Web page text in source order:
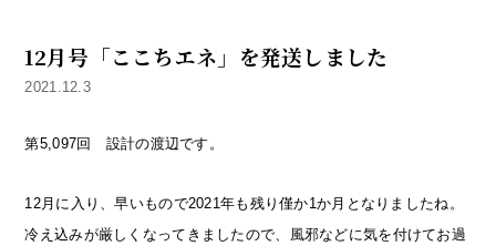
12月号「ここちエネ」を発送しました
2021.12.3
第5,097回 設計の渡辺です。
12月に入り、早いもので2021年も残り僅か1か月となりましたね。
冷え込みが厳しくなってきましたので、風邪などに気を付けてお過